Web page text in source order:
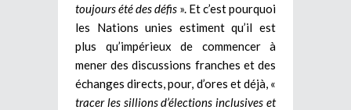
toujours été des défis ». Et c’est pourquoi
les Nations unies estiment qu’il est
plus qu’impérieux de commencer à
mener des discussions franches et des
échanges directs, pour, d’ores et déjà, «
tracer les sillions d’élections inclusives et